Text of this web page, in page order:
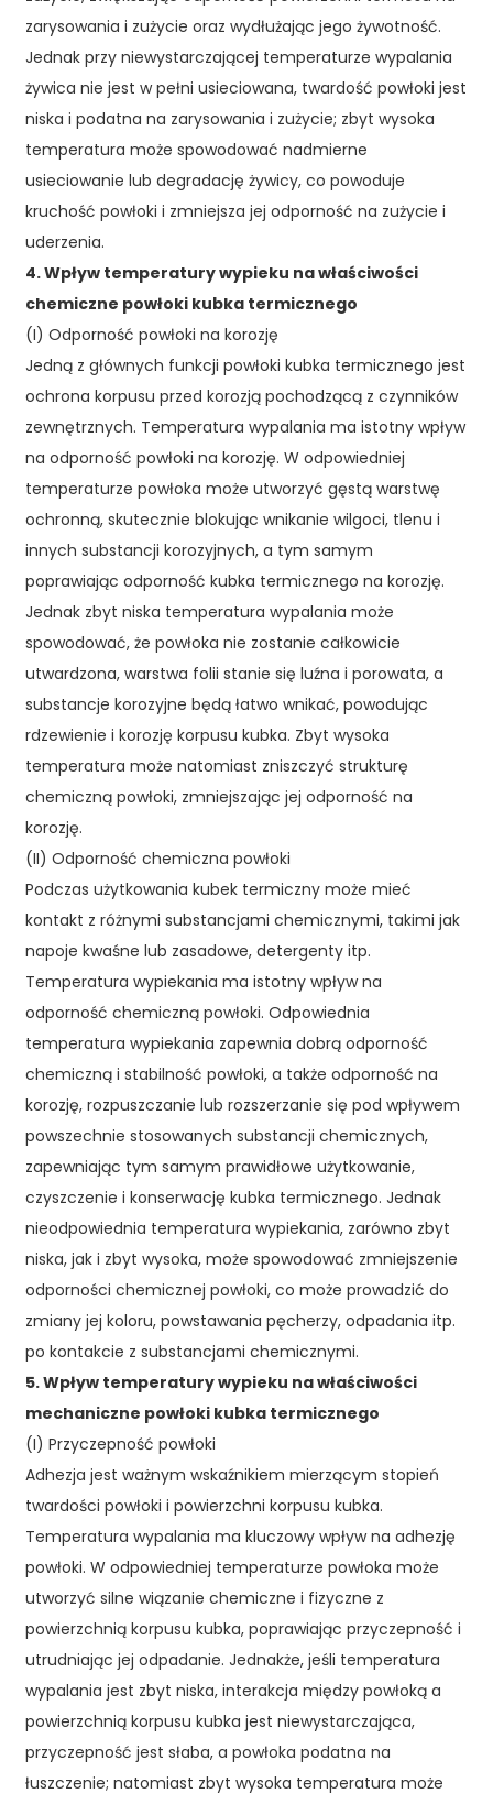
zarysowania i zużycie oraz wydłużając jego żywotność.
Jednak przy niewystarczającej temperaturze wypalania
żywica nie jest w pełni usieciowana, twardość powłoki jest
niska i podatna na zarysowania i zużycie; zbyt wysoka
temperatura może spowodować nadmierne
usieciowanie lub degradację żywicy, co powoduje
kruchość powłoki i zmniejsza jej odporność na zużycie i
uderzenia.
4. Wpływ temperatury wypieku na właściwości
chemiczne powłoki kubka termicznego
(I) Odporność powłoki na korozję
Jedną z głównych funkcji powłoki kubka termicznego jest
ochrona korpusu przed korozją pochodzącą z czynników
zewnętrznych. Temperatura wypalania ma istotny wpływ
na odporność powłoki na korozję. W odpowiedniej
temperaturze powłoka może utworzyć gęstą warstwę
ochronną, skutecznie blokując wnikanie wilgoci, tlenu i
innych substancji korozyjnych, a tym samym
poprawiając odporność kubka termicznego na korozję.
Jednak zbyt niska temperatura wypalania może
spowodować, że powłoka nie zostanie całkowicie
utwardzona, warstwa folii stanie się luźna i porowata, a
substancje korozyjne będą łatwo wnikać, powodując
rdzewienie i korozję korpusu kubka. Zbyt wysoka
temperatura może natomiast zniszczyć strukturę
chemiczną powłoki, zmniejszając jej odporność na
korozję.
(II) Odporność chemiczna powłoki
Podczas użytkowania kubek termiczny może mieć
kontakt z różnymi substancjami chemicznymi, takimi jak
napoje kwaśne lub zasadowe, detergenty itp.
Temperatura wypiekania ma istotny wpływ na
odporność chemiczną powłoki. Odpowiednia
temperatura wypiekania zapewnia dobrą odporność
chemiczną i stabilność powłoki, a także odporność na
korozję, rozpuszczanie lub rozszerzanie się pod wpływem
powszechnie stosowanych substancji chemicznych,
zapewniając tym samym prawidłowe użytkowanie,
czyszczenie i konserwację kubka termicznego. Jednak
nieodpowiednia temperatura wypiekania, zarówno zbyt
niska, jak i zbyt wysoka, może spowodować zmniejszenie
odporności chemicznej powłoki, co może prowadzić do
zmiany jej koloru, powstawania pęcherzy, odpadania itp.
po kontakcie z substancjami chemicznymi.
5. Wpływ temperatury wypieku na właściwości
mechaniczne powłoki kubka termicznego
(I) Przyczepność powłoki
Adhezja jest ważnym wskaźnikiem mierzącym stopień
twardości powłoki i powierzchni korpusu kubka.
Temperatura wypalania ma kluczowy wpływ na adhezję
powłoki. W odpowiedniej temperaturze powłoka może
utworzyć silne wiązanie chemiczne i fizyczne z
powierzchnią korpusu kubka, poprawiając przyczepność i
utrudniając jej odpadanie. Jednakże, jeśli temperatura
wypalania jest zbyt niska, interakcja między powłoką a
powierzchnią korpusu kubka jest niewystarczająca,
przyczepność jest słaba, a powłoka podatna na
łuszczenie; natomiast zbyt wysoka temperatura może